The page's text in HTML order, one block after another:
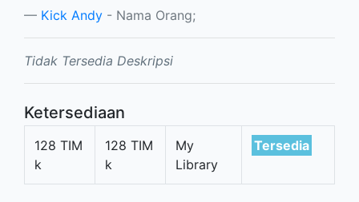
Kick Andy - Nama Orang;
Tidak Tersedia Deskripsi
Ketersediaan
128 TIM
k
128 TIM
k
My
Library
Tersedia